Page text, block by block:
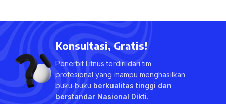
Konsultasi, Gratis!
Penerbit Litnus terdiri dari tim
profesional yang mampu menghasilkan
buku-buku berkualitas tinggi dan
berstandar Nasional Dikti.